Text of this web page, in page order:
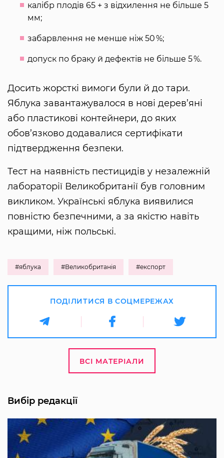
калібр плодів 65 + з відхилення не більше 5
мм;
забарвлення не менше ніж 50 %;
допуск по браку й дефектів не більше 5 %.
Досить жорсткі вимоги були й до тари.
Яблука завантажувалося в нові дерев’яні
або пластикові контейнери, до яких
обов’язково додавалися сертифікати
підтвердження безпеки.
Тест на наявність пестицидів у незалежній
лабораторії Великобританії був головним
викликом. Українські яблука виявилися
повністю безпечними, а за якістю навіть
кращими, ніж польські.
#яблука #Великобританія #експорт
ПОДІЛИТИСЯ В СОЦМЕРЕЖАХ
ВСІ МАТЕРІАЛИ
Вибір редакції